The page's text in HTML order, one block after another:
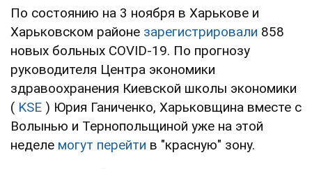
По состоянию на 3 ноября в Харькове и
Харьковском районе зарегистрировали 858
новых больных COVID-19. По прогнозу
руководителя Центра экономики
здравоохранения Киевской школы экономики
( KSE ) Юрия Ганиченко, Харьковщина вместе с
Волынью и Тернопольщиной уже на этой
неделе могут перейти в "красную" зону.